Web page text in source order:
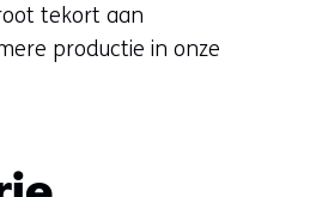
tekort aan
productie in onze